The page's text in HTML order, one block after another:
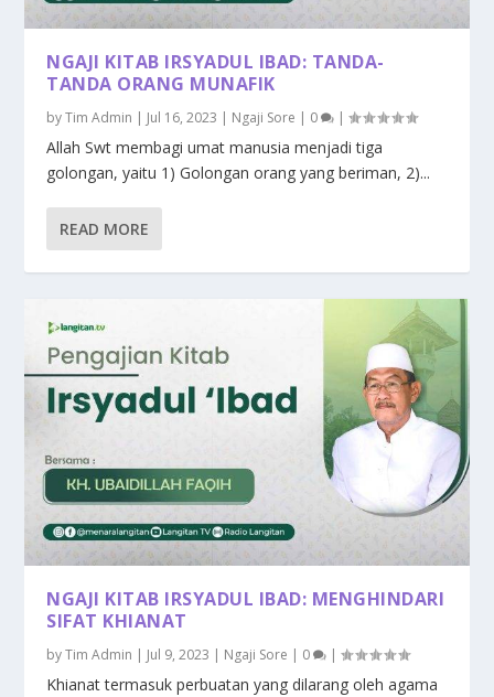
NGAJI KITAB IRSYADUL IBAD: TANDA-
TANDA ORANG MUNAFIK
byTim Admin Jul 16, 2023 Ngaji Sore 0 |
Allah Swt membagi umat manusia menjadi tiga
golongan, yaitu 1) Golongan orang yang beriman, 2)...
READ MORE
NGAJI KITAB IRSYADUL IBAD: MENGHINDARI
SIFAT KHIANAT
byTim Admin | Jul 9, 2023 | Ngaji Sore | 0 |
Khianat termasuk perbuatan yang dilarang oleh agama